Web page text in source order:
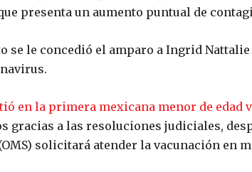
presenta un aumento puntual de
se le concedió el amparo a Ingrid
en la primera mexicana menor de edad
gracias a las resoluciones judiciales,
solicitará atender la vacunación en